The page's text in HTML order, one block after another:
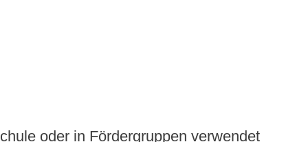
oder in Fördergruppen verwendet